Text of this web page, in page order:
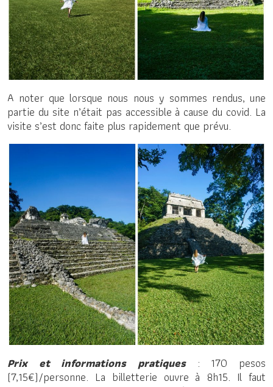
A noter que lorsque nous nous y sommes rendus, une
partie du site n’était pas accessible à cause du covid. La
visite s’est donc faite plus rapidement que prévu.
Prix et informations pratiques : 170 pesos
(7,15€)/personne. La billetterie ouvre à 8h15. Il faut